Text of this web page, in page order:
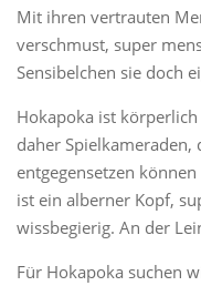
Mit ihren vertrauten
verschmust, super
Sensibelchen sie doch
Hokapoka ist
daher
entgegensetzen
ist ein alberner Kopf,
wissbegierig. An der
Für Hokapoka suchen